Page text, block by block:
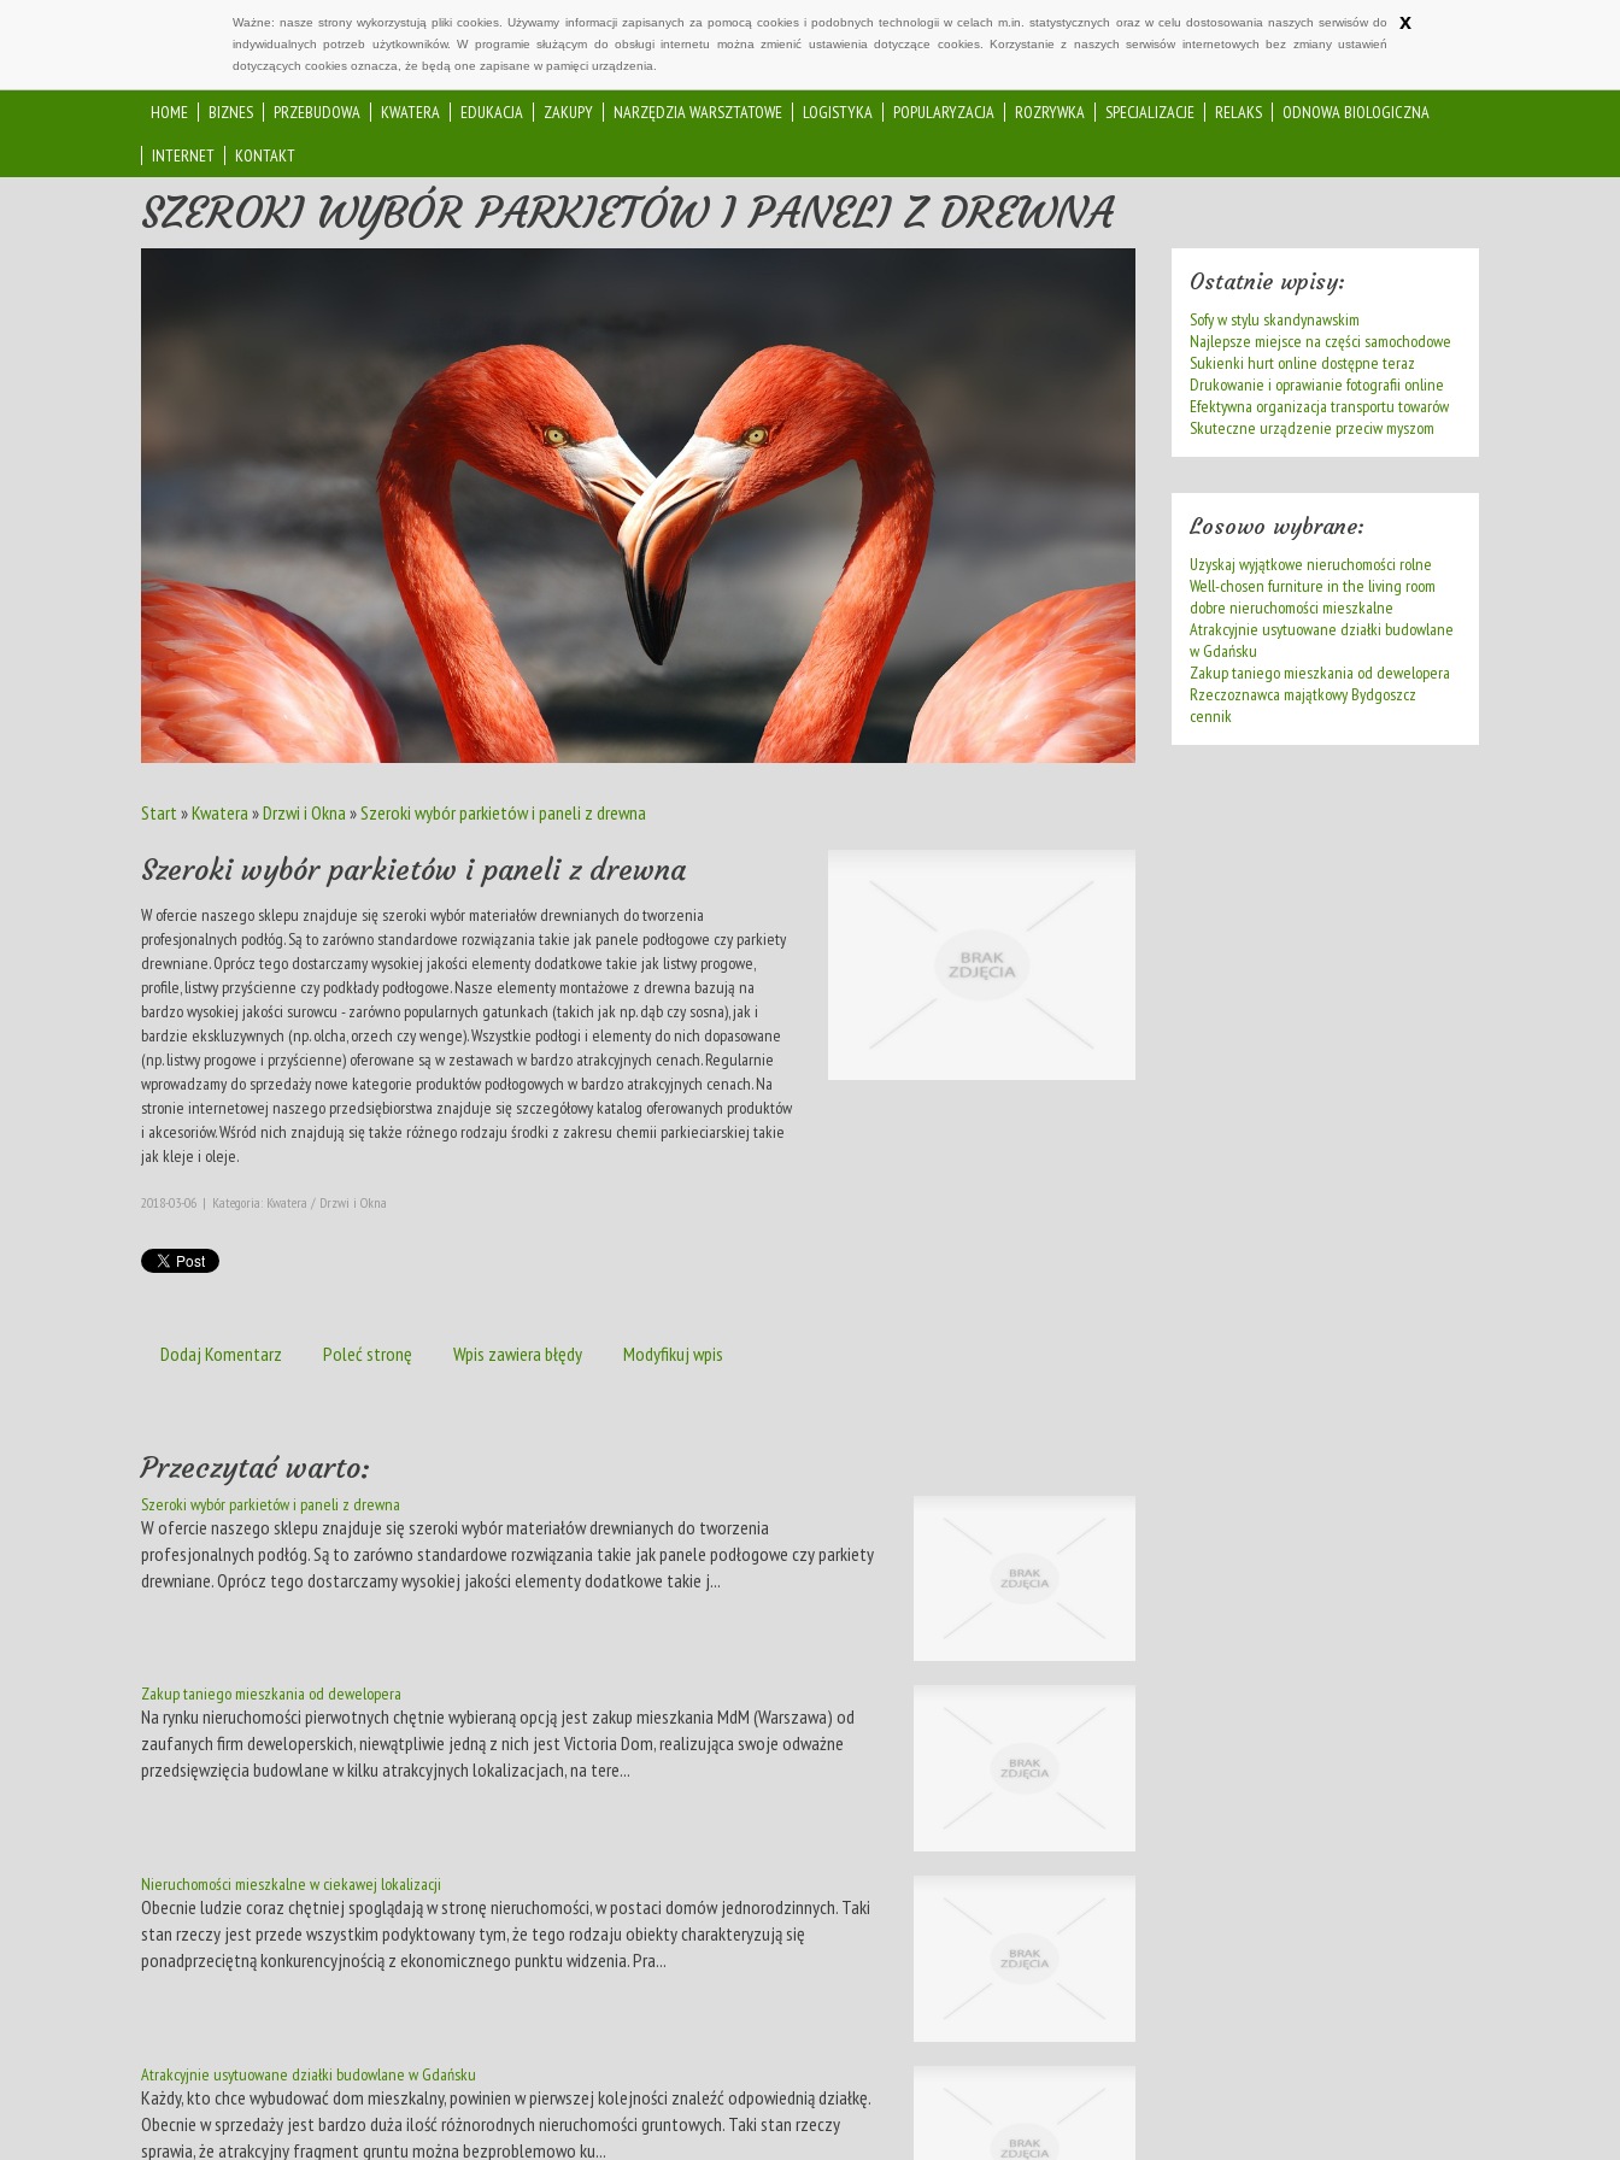
Ważne: nasze strony wykorzystują pliki cookies. Używamy informacji zapisanych za pomocą cookies i podobnych technologii w celach m.in. statystycznych oraz w celu dostosowania naszych serwisów do
indywidualnych potrzeb użytkowników. W programie służącym do obsługi internetu można zmienić ustawienia dotyczące cookies. Korzystanie z naszych serwisów internetowych bez zmiany ustawień
dotyczących cookies oznacza, że będą one zapisane w pamięci urządzenia.
x
HOME BIZNES PRZEBUDOWA KWATERA EDUKACJA ZAKUPY NARZĘDZIA WARSZTATOWE LOGISTYKA POPULARYZACJA ROZRYWKA SPECJALIZACJE RELAKS
ODNOWA BIOLOGICZNA
INTERNET
KONTAKT
SZEROKI WYBÓR PARKIETÓW I PANELI Z DREWNA
Start »Kwatera »Drzwi i Okna »Szeroki wybór parkietów i paneli z drewna
Szeroki wybór parkietów i paneli z drewna
W ofercie naszego sklepu znajduje się szeroki wybór materiałów drewnianych do tworzenia
profesjonalnych podłóg. Są to zarówno standardowe rozwiązania takie jak panele podłogowe czy parkiety
drewniane. Oprócz tego dostarczamy wysokiej jakości elementy dodatkowe takie jak listwy progowe,
profile, listwy przyścienne czy podkłady podłogowe. Nasze elementy montażowe z drewna bazują na
bardzo wysokiej jakości surowcu - zarówno popularnych gatunkach (takich jak np. dąb czy sosna), jak i
bardzie ekskluzywnych (np. olcha, orzech czy wenge). Wszystkie podłogi i elementy do nich dopasowane
(np. listwy progowe i przyścienne) oferowane są w zestawach w bardzo atrakcyjnych cenach. Regularnie
wprowadzamy do sprzedaży nowe kategorie produktów podłogowych w bardzo atrakcyjnych cenach. Na
stronie internetowej naszego przedsiębiorstwa znajduje się szczegółowy katalog oferowanych produktów
i akcesoriów. Wśród nich znajdują się także różnego rodzaju środki z zakresu chemii parkieciarskiej takie
jak kleje i oleje.
2018-03-06 | Kategoria: Kwatera / Drzwi i Okna
Dodaj Komentarz Poleć stronę Wpis zawiera błędy Modyfikuj wpis
Przeczytać warto:
Szeroki wybór parkietów i paneli z drewna
W ofercie naszego sklepu znajduje się szeroki wybór materiałów drewnianych do tworzenia
profesjonalnych podłóg. Są to zarówno standardowe rozwiązania takie jak panele podłogowe czy parkiety
drewniane. Oprócz tego dostarczamy wysokiej jakości elementy dodatkowe takie j...
Zakup taniego mieszkania od dewelopera
Na rynku nieruchomości pierwotnych chętnie wybieraną opcją jest zakup mieszkania MdM (Warszawa) od
zaufanych firm deweloperskich, niewątpliwie jedną z nich jest Victoria Dom, realizująca swoje odważne
przedsięwzięcia budowlane w kilku atrakcyjnych lokalizacjach, na tere...
Nieruchomości mieszkalne w ciekawej lokalizacji
Obecnie ludzie coraz chętniej spoglądają w stronę nieruchomości, w postaci domów jednorodzinnych. Taki
stan rzeczy jest przede wszystkim podyktowany tym, że tego rodzaju obiekty charakteryzują się
ponadprzeciętną konkurencyjnością z ekonomicznego punktu widzenia. Pra...
Atrakcyjnie usytuowane działki budowlane w Gdańsku
Każdy, kto chce wybudować dom mieszkalny, powinien w pierwszej kolejności znaleźć odpowiednią działkę.
Obecnie w sprzedaży jest bardzo duża ilość różnorodnych nieruchomości gruntowych. Taki stan rzeczy
sprawia, że atrakcyjny fragment gruntu można bezproblemowo ku...
Ostatnie wpisy:
Sofy w stylu skandynawskim
Najlepsze miejsce na części samochodowe
Sukienki hurt online dostępne teraz
Drukowanie i oprawianie fotografii online
Efektywna organizacja transportu towarów
Skuteczne urządzenie przeciw myszom
Losowo wybrane:
Uzyskaj wyjątkowe nieruchomości rolne
Well-chosen furniture in the living room
dobre nieruchomości mieszkalne
Atrakcyjnie usytuowane działki budowlane
w Gdańsku
Zakup taniego mieszkania od dewelopera
Rzeczoznawca majątkowy Bydgoszcz
cennik